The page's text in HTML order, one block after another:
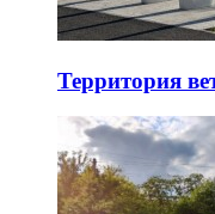
Территория